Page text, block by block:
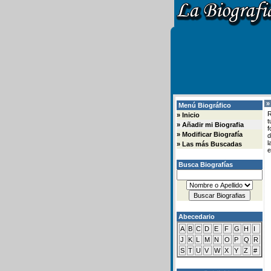
Menú Biográfico
» Inicio
» Añadir mi Biografia
» Modificar Biografía
» Las más Buscadas
Busca Biografías
Abecedario
A B C D E F G H
I
J
K L M N O P Q
R
S T U V W X Y Z #
»